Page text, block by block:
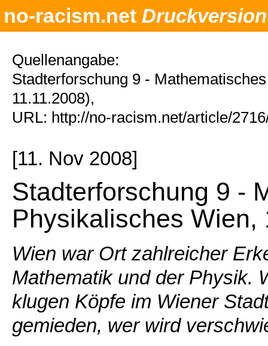
no-racism.net Druckversion
Quellenangabe:
Stadterforschung 9 -
11.11.2008),
URL: http://no-racism.net/article/
[11. Nov 2008]
Stadterforschung 9 -
Physikalisches Wien,
Wien war Ort zahlreicher
Mathematik und der Physik.
klugen Köpfe im Wiener
gemieden, wer wird